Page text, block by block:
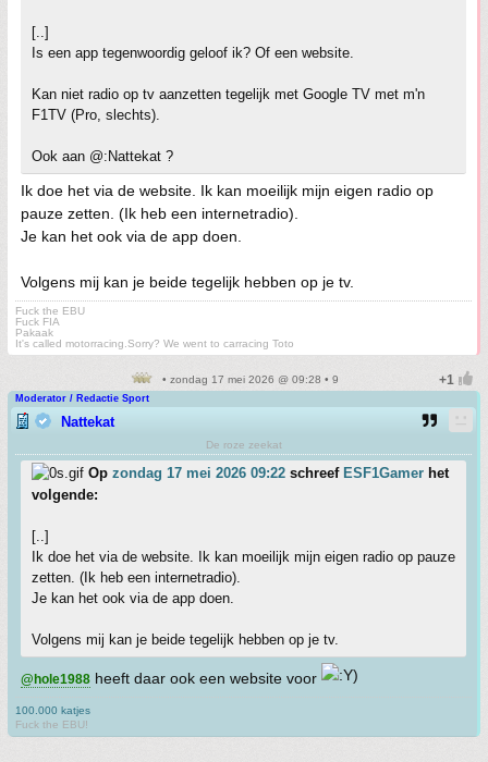
[..]
Is een app tegenwoordig geloof ik? Of een website.
Kan niet radio op tv aanzetten tegelijk met Google TV met m'n
F1TV (Pro, slechts).
Ook aan @:Nattekat ?
Ik doe het via de website. Ik kan moeilijk mijn eigen radio op
pauze zetten. (Ik heb een internetradio).
Je kan het ook via de app doen.
Volgens mij kan je beide tegelijk hebben op je tv.
Fuck the EBU
Fuck FIA
Pakaak
It's called motorracing.Sorry? We went to carracing Toto
• zondag 17 mei 2026 @ 09:28 • 9
Moderator / Redactie Sport
Nattekat
De roze zeekat
Op zondag 17 mei 2026 09:22 schreef ESF1Gamer het
volgende:
[..]
Ik doe het via de website. Ik kan moeilijk mijn eigen radio op pauze
zetten. (Ik heb een internetradio).
Je kan het ook via de app doen.
Volgens mij kan je beide tegelijk hebben op je tv.
@hole1988 heeft daar ook een website voor
100.000 katjes
Fuck the EBU!